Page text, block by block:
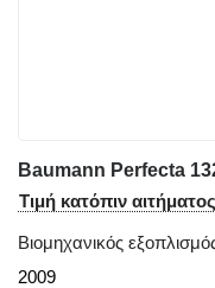
Baumann Perfecta
Τιμή κατόπιν αιτήματος
Βιομηχανικός
2009